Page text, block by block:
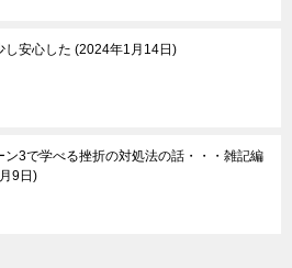
し安心した 2024年1月14日
ン3で学べる挫折の対処法の話・・・雑記編
9日